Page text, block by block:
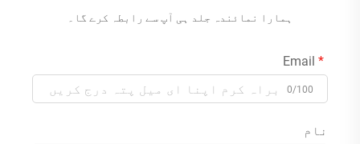
ہمارا نمائندہ جلد ہی آپ سے رابطہ کرے گا۔
0/100
نام